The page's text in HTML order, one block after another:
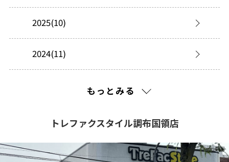
2025(10)
2024(11)
2021(201)
もっとみる
トレファクスタイル調布国領店